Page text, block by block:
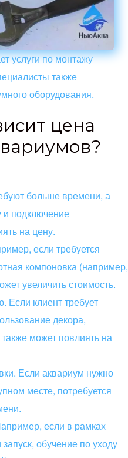
услуги по монтажу
также
оборудования.
цена
больше времени, а
и подключение
на цену.
если требуется
компоновка (например,
увеличить стоимость.
клиент требует
декора,
может повлиять на
Если аквариум нужно
месте, потребуется
если в рамках
обучение по уходу